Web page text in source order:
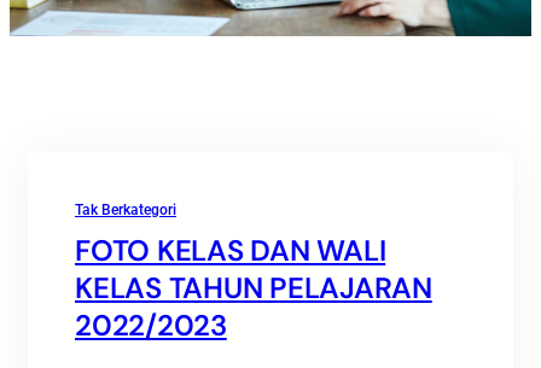
Tak Berkategori
FOTO KELAS DAN WALI
KELAS TAHUN PELAJARAN
2022/2023